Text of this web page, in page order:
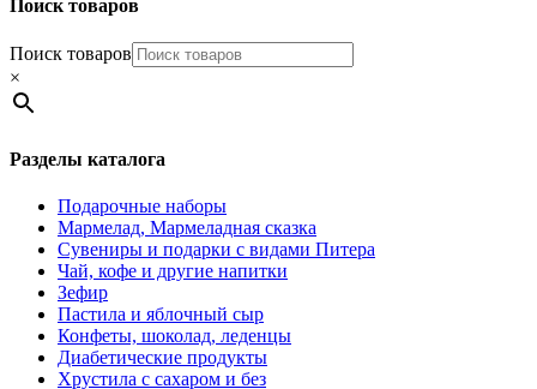
Поиск товаров
Поиск товаров
×
Разделы каталога
Подарочные наборы
Мармелад, Мармеладная сказка
Сувениры и подарки с видами Питера
Чай, кофе и другие напитки
Зефир
Пастила и яблочный сыр
Конфеты, шоколад, леденцы
Диабетические продукты
Хрустила с сахаром и без